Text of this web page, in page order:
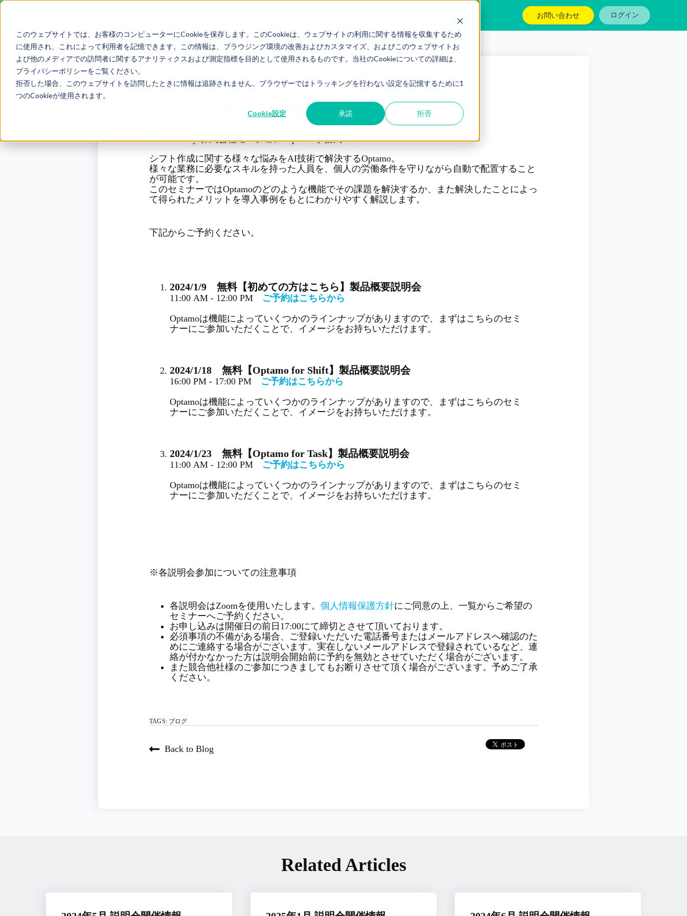
このウェブサイトでは、お客様のコンピューターにCookieを保存します。このCookieは、ウェブサイトの利用に関する情報を収集するため
に使用され、これによって利用者を記憶できます。この情報は、ブラウジング環境の改善およびカスタマイズ、およびこのウェブサイトお
よび他のメディアでの訪問者に関するアナリティクスおよび測定指標を目的として使用されるものです。当社のCookieについての詳細は、
プライバシーポリシーをご覧ください。
拒否した場合、このウェブサイトを訪問したときに情報は追跡されません。ブラウザーではトラッキングを行わない設定を記憶するために1
つのCookieが使用されます。
Cookie設定 承諾 拒否
お問い合わせ ログイン
2024年1月 開催情報
Published by株式会社モーション Optamo事務局on2023/12/18
シフト作成に関する様々な悩みをAI技術で解決するOptamo。
様々な業務に必要なスキルを持った人員を、個人の労働条件を守りながら自動で配置すること
が可能です。
このセミナーではOptamoのどのような機能でその課題を解決するか、また解決したことによっ
て得られたメリットを導入事例をもとにわかりやすく解説します。
下記からご予約ください。
2024/1/9 無料【初めての方はこちら 】 製品概要説明会
11:00 AM - 12:00 PM ご予約はこちらから
Optamoは機能によっていくつかのラインナップがありますので、まずはこちらのセミ
ナーにご参加いただくことで、イメージをお持ちいただけます。
2024/1/18 無料【Optamo for Shift】 製品概要説明会
16:00 PM - 17:00 PM ご予約はこちらから
Optamoは機能によっていくつかのラインナップがありますので、まずはこちらのセミ
ナーにご参加いただくことで、イメージをお持ちいただけます。
2024/1/23 無料【Optamo for Task】 製品概要説明会
11:00 AM - 12:00 PM ご予約はこちらから
Optamoは機能によっていくつかのラインナップがありますので、まずはこちらのセミ
ナーにご参加いただくことで、イメージをお持ちいただけます。
※各説明会参加についての注意事項
各説明会はZoomを使用いたします。 個人情報保護方針にご同意の上、一覧からご希望の
セミナーへご予約ください。
お申し込みは開催日の前日17:00にて締切とさせて頂いております。
必須事項の不備がある場合、ご登録いただいた電話番号またはメールアドレスへ確認のた
めにご連絡する場合がございます。実在しないメールアドレスで登録されているなど、連
絡が付かなかった方は説明会開始前に予約を無効とさせていただく場合がございます。
また競合他社様のご参加につきましてもお断りさせて頂く場合がございます。予めご了承
ください。
TAGS: ブログ
Back to Blog
Related Articles